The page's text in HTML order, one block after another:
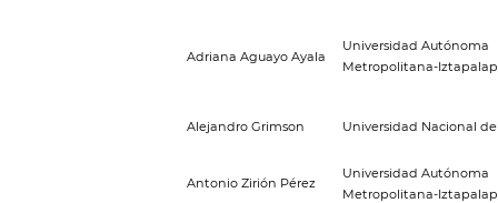
Adriana Aguayo Ayala
Universidad Autónoma
Metropolitana-
Alejandro Grimson Universidad Nacional
Antonio Zirión Pérez
Universidad Autónoma
Metropolitana-